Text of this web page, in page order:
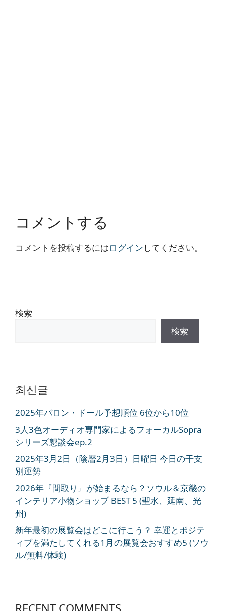
コメントする
コメントを投稿するにはログインしてください。
検索
検索
최신글
2025年バロン・ドール予想順位 6位から10位
3人3色オーディオ専門家によるフォーカルSopra
シリーズ懇談会ep.2
2025年3月2日（陰暦2月3日）日曜日 今日の干支
別運勢
2026年『間取り』が始まるなら？ソウル＆京畿の
インテリア小物ショップ BEST 5 (聖水、延南、光
州)
新年最初の展覧会はどこに行こう？ 幸運とポジテ
ィブを満たしてくれる1月の展覧会おすすめ5 (ソウ
ル/無料/体験)